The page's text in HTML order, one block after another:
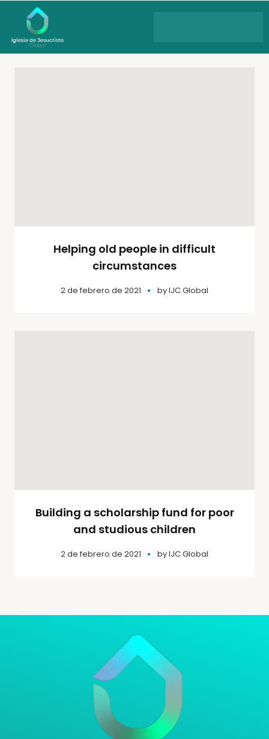
Helping old people in difficult
circumstances
2 de febrero de 2021 byIJC Global
Building a scholarship fund for poor
and studious children
2 de febrero de 2021 byIJC Global